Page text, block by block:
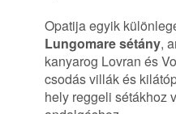
Opatija egyik
Lungomare sétány,
kanyarog Lovran és
csodás villák és
hely reggeli sétákhoz